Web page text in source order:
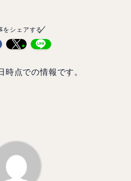
をシェアする
点での情報です。